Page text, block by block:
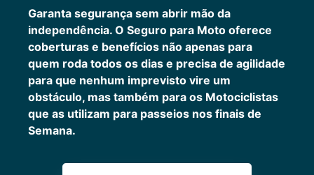
Garanta segurança sem abrir mão da
independência. O Seguro para Moto oferece
coberturas e benefícios não apenas para
quem roda todos os dias e precisa de agilidade
para que nenhum imprevisto vire um
obstáculo, mas também para os Motociclistas
que as utilizam para passeios nos finais de
Semana.